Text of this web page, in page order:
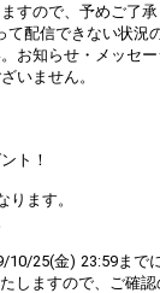
すので、予めご了承
て配信できない状況
お知らせ・メッセ
いません。
ト！
ます。
10/25(金) 23:59まで
しますので、ご確